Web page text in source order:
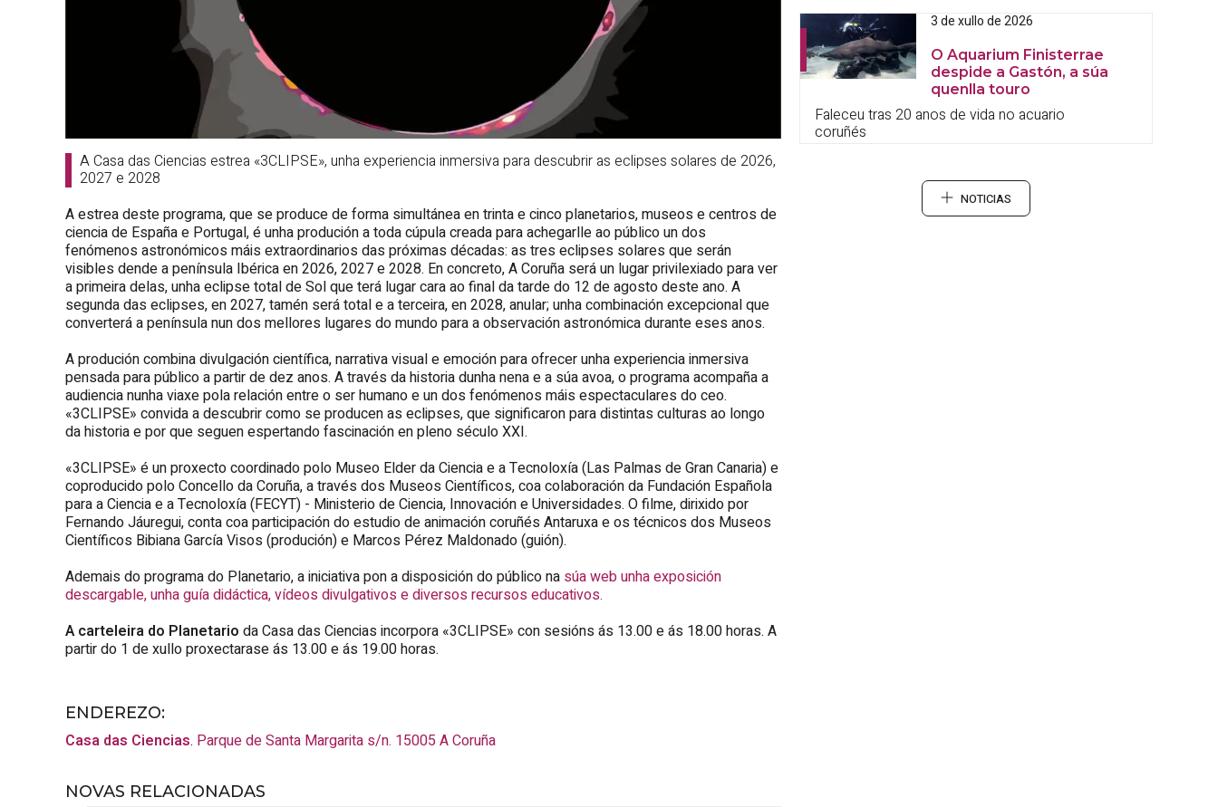
A Casa das Ciencias estrea «3CLIPSE», unha experiencia inmersiva para descubrir as eclipses solares de 2026,
2027 e 2028
A estrea deste programa, que se produce de forma simultánea en trinta e cinco planetarios, museos e centros de
ciencia de España e Portugal, é unha produción a toda cúpula creada para achegarlle ao público un dos
fenómenos astronómicos máis extraordinarios das próximas décadas: as tres eclipses solares que serán
visibles dende a península Ibérica en 2026, 2027 e 2028. En concreto, A Coruña será un lugar privilexiado para ver
a primeira delas, unha eclipse total de Sol que terá lugar cara ao final da tarde do 12 de agosto deste ano. A
segunda das eclipses, en 2027, tamén será total e a terceira, en 2028, anular; unha combinación excepcional que
converterá a península nun dos mellores lugares do mundo para a observación astronómica durante eses anos.
A produción combina divulgación científica, narrativa visual e emoción para ofrecer unha experiencia inmersiva
pensada para público a partir de dez anos. A través da historia dunha nena e a súa avoa, o programa acompaña a
audiencia nunha viaxe pola relación entre o ser humano e un dos fenómenos máis espectaculares do ceo.
«3CLIPSE» convida a descubrir como se producen as eclipses, que significaron para distintas culturas ao longo
da historia e por que seguen espertando fascinación en pleno século XXI.
«3CLIPSE» é un proxecto coordinado polo Museo Elder da Ciencia e a Tecnoloxía (Las Palmas de Gran Canaria) e
coproducido poloConcello da Coruña,a través dos Museos Científicos, coa colaboración da Fundación Española
para a Ciencia e a Tecnoloxía (FECYT) - Ministerio de Ciencia, Innovación e Universidades. O filme, dirixido por
Fernando Jáuregui, conta coa participación do estudio de animación coruñés Antaruxa e os técnicos dos Museos
Científicos Bibiana García Visos (produción) e Marcos Pérez Maldonado (guión).
Ademais do programa do Planetario, a iniciativa pon a disposición do público na súa web unha exposición
descargable, unha guía didáctica, vídeos divulgativos e diversos recursos educativos.
A carteleira do Planetario da Casa das Ciencias incorpora «3CLIPSE» con sesións ás 13.00 e ás 18.00 horas. A
partir do 1 de xullo proxectarase ás 13.00 e ás 19.00 horas.
ENDEREZO:
Casa das Ciencias. Parque de Santa Margarita s/n. 15005 A Coruña
NOVAS RELACIONADAS
3 de xullo de 2026
O Aquarium Finisterrae
despide a Gastón, a súa
quenlla touro
Faleceu tras 20 anos de vida no acuario
coruñés
NOTICIAS